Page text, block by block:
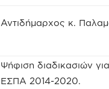
Αντιδήμαρχος κ.
Ψήφιση διαδικασιών
ΕΣΠΑ 2014-2020.